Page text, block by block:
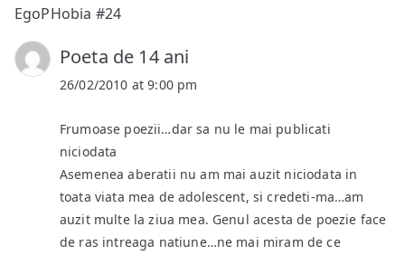
EgoPHobia #24
Poeta de 14 ani
26/02/2010 at 9:00 pm
Frumoase poezii…dar sa nu le mai publicati
niciodata
Asemenea aberatii nu am mai auzit niciodata in
toata viata mea de adolescent, si credeti-ma…am
auzit multe la ziua mea. Genul acesta de poezie face
de ras intreaga natiune…ne mai miram de ce